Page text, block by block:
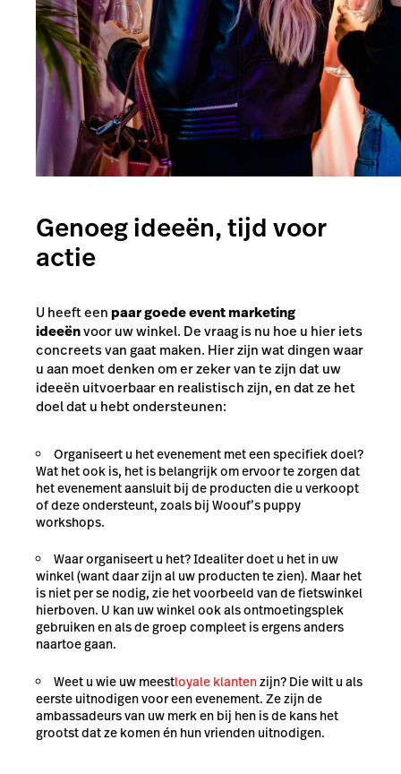
Genoeg ideeën, tijd voor
actie
U heeft eenpaar goede event marketing
ideeënvoor uw winkel. De vraag is nu hoe u hier iets
concreets van gaat maken. Hier zijn wat dingen waar
u aan moet denken om er zeker van te zijn dat uw
ideeën uitvoerbaar en realistisch zijn, en dat ze het
doel dat u hebt ondersteunen:
Organiseert u het evenement met een specifiek doel?
Wat het ook is, het is belangrijk om ervoor te zorgen dat
het evenement aansluit bij de producten die u verkoopt
of deze ondersteunt, zoals bij Woouf’s puppy
workshops.
Waar organiseert u het? Idealiter doet u het in uw
winkel (want daar zijn al uw producten te zien). Maar het
is niet per se nodig, zie het voorbeeld van de fietswinkel
hierboven. U kan uw winkel ook als ontmoetingsplek
gebruiken en als de groep compleet is ergens anders
naartoe gaan.
Weet u wie uw meestloyale klantenzijn? Die wilt u als
eerste uitnodigen voor een evenement. Ze zijn de
ambassadeurs van uw merk en bij hen is de kans het
grootst dat ze komen én hun vrienden uitnodigen.